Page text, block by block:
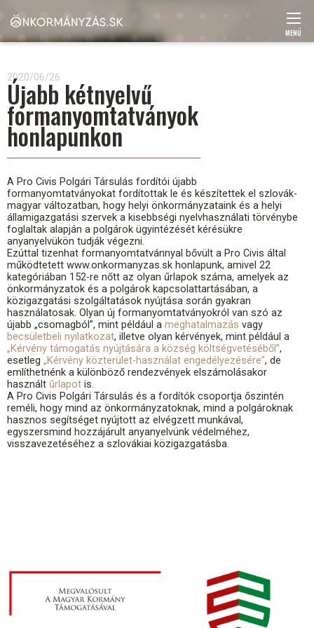
tartalomra
navigation
MENÜ
2020/06/26
Újabb kétnyelvű
formanyomtatványok
honlapunkon
A Pro Civis Polgári Társulás fordítói újabb
formanyomtatványokat fordítottak le és készítettek el szlovák-
magyar változatban, hogy helyi önkormányzataink és a helyi
államigazgatási szervek a kisebbségi nyelvhasználati törvénybe
foglaltak alapján a polgárok ügyintézését kérésükre
anyanyelvükön tudják végezni.
Ezúttal tizenhat formanyomtatvánnyal bővült a Pro Civis által
működtetett www.onkormanyzas.sk honlapunk, amivel 22
kategóriában 152-re nőtt az olyan űrlapok száma, amelyek az
önkormányzatok és a polgárok kapcsolattartásában, a
közigazgatási szolgáltatások nyújtása során gyakran
használatosak. Olyan új formanyomtatványokról van szó az
újabb „csomagból”, mint például a meghatalmazás vagy
becsületbeli nyilatkozat, illetve olyan kérvények, mint például a
„Kérvény támogatás nyújtására a község költségvetéséből”,
esetleg „Kérvény közterület-használat engedélyezésére”, de
említhetnénk a különböző rendezvények elszámolásakor
használt űrlapot is.
A Pro Civis Polgári Társulás és a fordítók csoportja őszintén
reméli, hogy mind az önkormányzatoknak, mind a polgároknak
hasznos segítséget nyújtott az elvégzett munkával,
egyszersmind hozzájárult anyanyelvünk védelméhez,
visszavezetéséhez a szlovákiai közigazgatásba.